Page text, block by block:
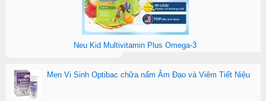
Neu Kid Multivitamin Plus Omega-3
Men Vi Sinh Optibac chữa nấm Âm Đạo và Viêm Tiết Niệu